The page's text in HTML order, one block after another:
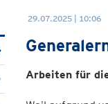
29.07.2025 | 10:06
Arbeiten für